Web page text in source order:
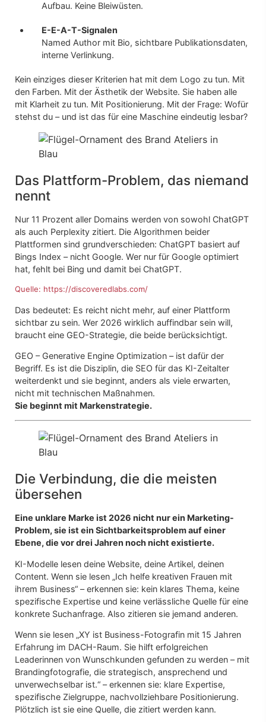
Aufbau. Keine Bleiwüsten.
E-E-A-T-Signalen
Named Author mit Bio, sichtbare Publikationsdaten,
interne Verlinkung.
Kein einziges dieser Kriterien hat mit dem Logo zu tun. Mit
den Farben. Mit der Ästhetik der Website. Sie haben alle
mit Klarheit zu tun. Mit Positionierung. Mit der Frage: Wofür
stehst du – und ist das für eine Maschine eindeutig lesbar?
Das Plattform-Problem, das niemand
nennt
Nur 11 Prozent aller Domains werden von sowohl ChatGPT
als auch Perplexity zitiert. Die Algorithmen beider
Plattformen sind grundverschieden: ChatGPT basiert auf
Bings Index – nicht Google. Wer nur für Google optimiert
hat, fehlt bei Bing und damit bei ChatGPT.
Quelle: https://discoveredlabs.com/
Das bedeutet: Es reicht nicht mehr, auf einer Plattform
sichtbar zu sein. Wer 2026 wirklich auffindbar sein will,
braucht eine GEO-Strategie, die beide berücksichtigt.
GEO – Generative Engine Optimization – ist dafür der
Begriff. Es ist die Disziplin, die SEO für das KI-Zeitalter
weiterdenkt und sie beginnt, anders als viele erwarten,
nicht mit technischen Maßnahmen.
Sie beginnt mit Markenstrategie.
Die Verbindung, die die meisten
übersehen
Eine unklare Marke ist 2026 nicht nur ein Marketing-
Problem, sie ist ein Sichtbarkeitsproblem auf einer
Ebene, die vor drei Jahren noch nicht existierte.
KI-Modelle lesen deine Website, deine Artikel, deinen
Content. Wenn sie lesen „Ich helfe kreativen Frauen mit
ihrem Business“ – erkennen sie: kein klares Thema, keine
spezifische Expertise und keine verlässliche Quelle für eine
konkrete Suchanfrage. Also zitieren sie jemand anderen.
Wenn sie lesen „XY ist Business-Fotografin mit 15 Jahren
Erfahrung im DACH-Raum. Sie hilft erfolgreichen
Leaderinnen von Wunschkunden gefunden zu werden – mit
Brandingfotografie, die strategisch, ansprechend und
unverwechselbar ist.“ – erkennen sie: klare Expertise,
spezifische Zielgruppe, nachvollziehbare Positionierung.
Plötzlich ist sie eine Quelle, die zitiert werden kann.